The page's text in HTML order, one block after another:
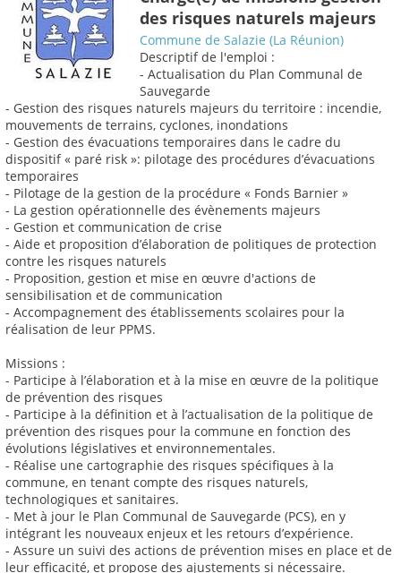
des risques naturels majeurs
Commune de Salazie (La Réunion)
Descriptif de l'emploi :
- Actualisation du Plan Communal de
Sauvegarde
- Gestion des risques naturels majeurs du territoire : incendie,
mouvements de terrains, cyclones, inondations
- Gestion des évacuations temporaires dans le cadre du
dispositif « paré risk »: pilotage des procédures d’évacuations
temporaires
- Pilotage de la gestion de la procédure « Fonds Barnier »
- La gestion opérationnelle des évènements majeurs
- Gestion et communication de crise
- Aide et proposition d’élaboration de politiques de protection
contre les risques naturels
- Proposition, gestion et mise en œuvre d'actions de
sensibilisation et de communication
- Accompagnement des établissements scolaires pour la
réalisation de leur PPMS.
Missions :
- Participe à l’élaboration et à la mise en œuvre de la politique
de prévention des risques
- Participe à la définition et à l’actualisation de la politique de
prévention des risques pour la commune en fonction des
évolutions législatives et environnementales.
- Réalise une cartographie des risques spécifiques à la
commune, en tenant compte des risques naturels,
technologiques et sanitaires.
- Met à jour le Plan Communal de Sauvegarde (PCS), en y
intégrant les nouveaux enjeux et les retours d’expérience.
- Assure un suivi des actions de prévention mises en place et de
leur efficacité, et propose des ajustements si nécessaire.